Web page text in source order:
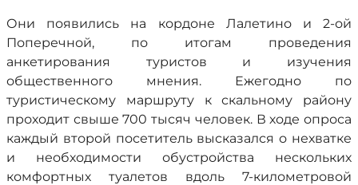
Они появились на кордоне Лалетино и 2-ой
Поперечной, по итогам проведения
анкетирования туристов и изучения
общественного мнения. Ежегодно по
туристическому маршруту к скальному району
проходит свыше 700 тысяч человек. В ходе опроса
каждый второй посетитель высказался о нехватке
и необходимости обустройства нескольких
комфортных туалетов вдоль 7-километровой